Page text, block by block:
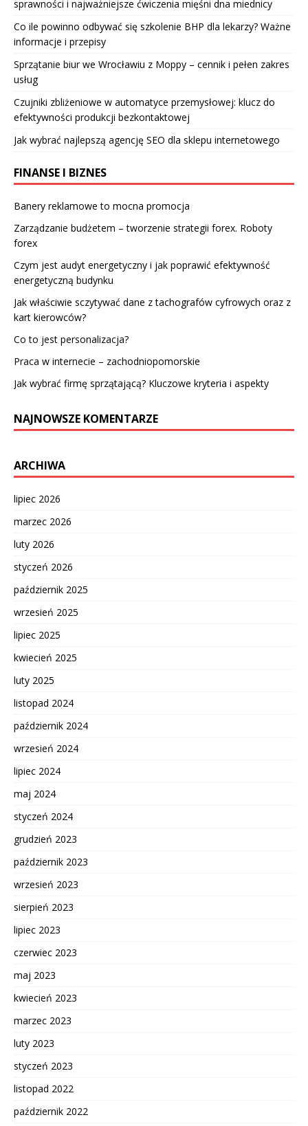
sprawności i najważniejsze ćwiczenia mięśni dna miednicy
Co ile powinno odbywać się szkolenie BHP dla lekarzy? Ważne
informacje i przepisy
Sprzątanie biur we Wrocławiu z Moppy – cennik i pełen zakres
usług
Czujniki zbliżeniowe w automatyce przemysłowej: klucz do
efektywności produkcji bezkontaktowej
Jak wybrać najlepszą agencję SEO dla sklepu internetowego
FINANSE I BIZNES
Banery reklamowe to mocna promocja
Zarządzanie budżetem – tworzenie strategii forex. Roboty
forex
Czym jest audyt energetyczny i jak poprawić efektywność
energetyczną budynku
Jak właściwie sczytywać dane z tachografów cyfrowych oraz z
kart kierowców?
Co to jest personalizacja?
Praca w internecie – zachodniopomorskie
Jak wybrać firmę sprzątającą? Kluczowe kryteria i aspekty
NAJNOWSZE KOMENTARZE
ARCHIWA
lipiec 2026
marzec 2026
luty 2026
styczeń 2026
październik 2025
wrzesień 2025
lipiec 2025
kwiecień 2025
luty 2025
listopad 2024
październik 2024
wrzesień 2024
lipiec 2024
maj 2024
styczeń 2024
grudzień 2023
październik 2023
wrzesień 2023
sierpień 2023
lipiec 2023
czerwiec 2023
maj 2023
kwiecień 2023
marzec 2023
luty 2023
styczeń 2023
listopad 2022
październik 2022